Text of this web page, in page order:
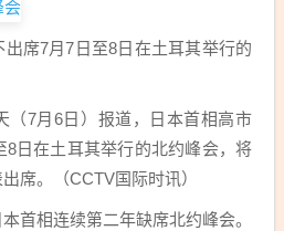
出席7月7日至8日在土耳其举行的
（7月6日）报道，日本首相高市
8日在土耳其举行的北约峰会，将
席。（CCTV国际时讯）
首相连续第二年缺席北约峰会。